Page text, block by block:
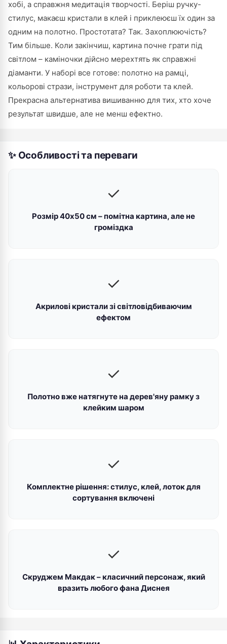
хобі, а справжня медитація творчості. Беріш ручку-
стилус, макаєш кристали в клей і приклеюєш їх один за
одним на полотно. Простотата? Так. Захоплюючість?
Тим більше. Коли закінчиш, картина почне грати під
світлом – каміночки дійсно мерехтять як справжні
діаманти. У наборі все готове: полотно на рамці,
кольорові стрази, інструмент для роботи та клей.
Прекрасна альтернатива вишиванню для тих, хто хоче
результат швидше, але не менш ефектно.
✨ Особливості та переваги
✓
Розмір 40х50 см – помітна картина, але не
громіздка
✓
Акрилові кристали зі світловідбиваючим
ефектом
✓
Полотно вже натягнуте на дерев'яну рамку з
клейким шаром
✓
Комплектне рішення: стилус, клей, лоток для
сортування включені
✓
Скруджем Макдак – класичний персонаж, який
вразить любого фана Диснея